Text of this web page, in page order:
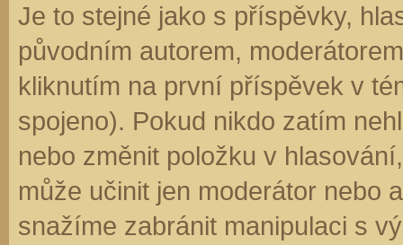
Je to stejné jako s příspěvky,
původním autorem,
kliknutím na první příspěvek v
spojeno). Pokud nikdo zatím
nebo změnit položku v
může učinit jen moderátor nebo
snažíme zabránit manipulaci s